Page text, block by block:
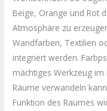
Beige, Orange und Rot
Atmosphäre zu
Wandfarben, Textilien
integriert werden.
mächtiges Werkzeug
Räume verwandeln
Funktion des Raumes